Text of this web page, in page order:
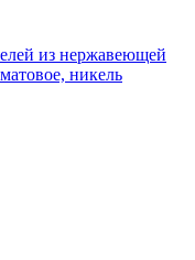
из нержавеющей
никель